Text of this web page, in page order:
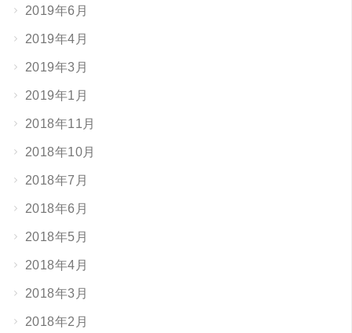
2019年6月
2019年4月
2019年3月
2019年1月
2018年11月
2018年10月
2018年7月
2018年6月
2018年5月
2018年4月
2018年3月
2018年2月